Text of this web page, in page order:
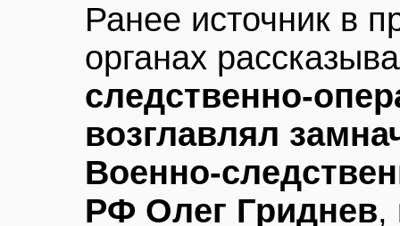
Ранее источник в
органах
следственно-
возглавлял
Военно-
РФ Олег Гриднев,